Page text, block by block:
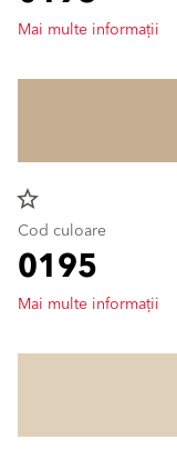
Mai multe informații
star_border
Cod culoare
0195
Mai multe informații